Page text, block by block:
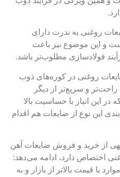
روغنی به ندرت دارای
و این موضوع نیز باعث
فولادسازی مطلوب‌تر باشد.
روغنی در کوره‌های ذوب
راحت‌تر و سریع‌تر از دیگر
در این انبار با حساسیت بالا
این نوع از ضایعات هم اقدام
از خرید و فروش ضایعات آهن
اختصاص دارد، ادامه می‌دهد:
با قیمت بالاتر از بازار و به